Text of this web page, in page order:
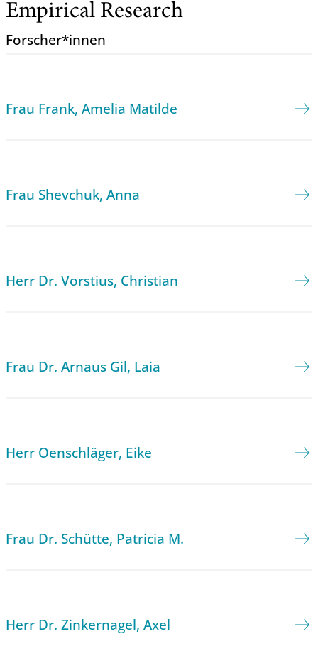
Empirical Research
Forscher*innen
Frau Frank, Amelia Matilde
Frau Shevchuk, Anna
Herr Dr. Vorstius, Christian
Frau Dr. Arnaus Gil, Laia
Herr Oenschläger, Eike
Frau Dr. Schütte, Patricia M.
Herr Dr. Zinkernagel, Axel